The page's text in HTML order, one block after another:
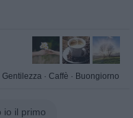
Gentilezza · Caffè · Buongiorno
io il primo